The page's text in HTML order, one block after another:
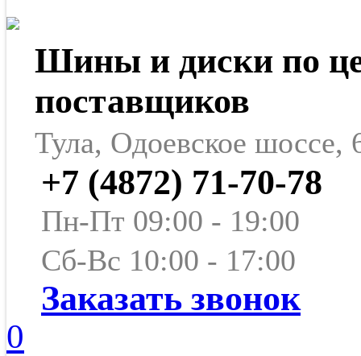
Шины и диски по
поставщиков
Тула, Одоевское шоссе,
+7 (4872) 71-70-78
Пн-Пт 09:00 - 19:00
Сб-Вс 10:00 - 17:00
Заказать звонок
0